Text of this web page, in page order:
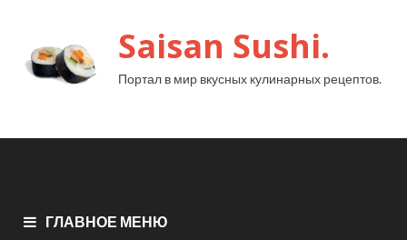
Saisan Sushi.
Портал в мир вкусных кулинарных рецептов.
ГЛАВНОЕ МЕНЮ